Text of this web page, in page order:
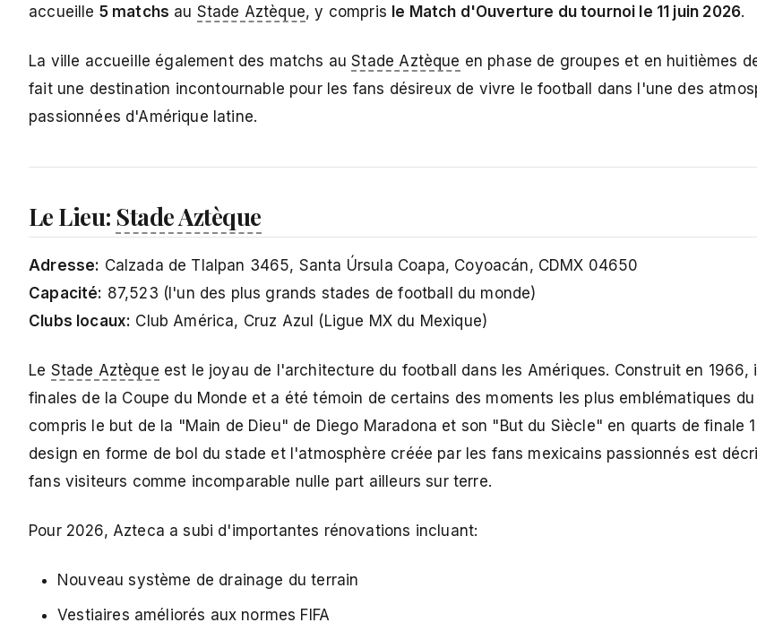
accueille 5 matchs au Stade Aztèque, y compris le Match d'Ouverture du tournoi le 11 juin 2026.
La ville accueille également des matchs auStade Aztèque en phase de groupes et en huitièmes
fait une destination incontournable pour les fans désireux de vivre le football dans l'une des
passionnées d'Amérique latine.
Le Lieu: Stade Aztèque
Adresse: Calzada de Tlalpan 3465, Santa Úrsula Coapa, Coyoacán, CDMX 04650
Capacité: 87,523 (l'un des plus grands stades de football du monde)
Clubs locaux: Club América, Cruz Azul (Ligue MX du Mexique)
Le Stade Aztèque est le joyau de l'architecture du football dans les Amériques. Construit en 1966,
finales de la Coupe du Monde et a été témoin de certains des moments les plus emblématiques
compris le but de la "Main de Dieu" de Diego Maradona et son "But du Siècle" en quarts de finale
design en forme de bol du stade et l'atmosphère créée par les fans mexicains passionnés est
fans visiteurs comme incomparable nulle part ailleurs sur terre.
Pour 2026, Azteca a subi d'importantes rénovations incluant:
Nouveau système de drainage du terrain
Vestiaires améliorés aux normes FIFA